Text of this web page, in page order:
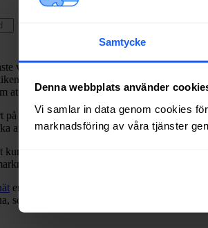
Samtycke
Denna webbplats använder
Vi samlar in data genom cookies
marknadsföring av våra tjänster
vara på plats för att ettbredbandska
aktiveras (lyses upp) och att all teknisk
att någon erbjuder tjänsterna i nätet.
på allvar i Sverige, i början av 2000-talet, så
avdelningar eller dotterbolag både ägde
kunde man dock endast få bredband, TV
skapades
erbjuds flera tjänsteleverantörer att erbjuda
som tidigare hanterades av en och samma